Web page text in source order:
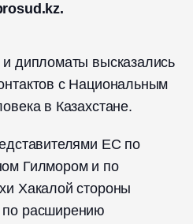
дипломаты высказались
с Национальным
в Казахстане.
ЕС по
Гилмором и по
Хакалой стороны
расширению